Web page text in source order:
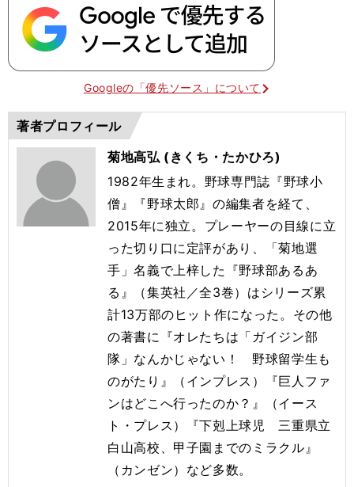
Googleの「優先ソース」について
著者プロフィール
菊地高弘 (きくち・たかひろ)
1982年生まれ。野球専門誌『野球小
僧』『野球太郎』の編集者を経て、
2015年に独立。プレーヤーの目線に立
った切り口に定評があり、「菊地選
手」名義で上梓した『野球部あるあ
る』（集英社／全3巻）はシリーズ累
計13万部のヒット作になった。その他
の著書に『オレたちは「ガイジン部
隊」なんかじゃない！ 野球留学生も
のがたり』（インプレス）『巨人ファ
ンはどこへ行ったのか？』（イース
ト・プレス）『下剋上球児 三重県立
白山高校、甲子園までのミラクル』
（カンゼン）など多数。